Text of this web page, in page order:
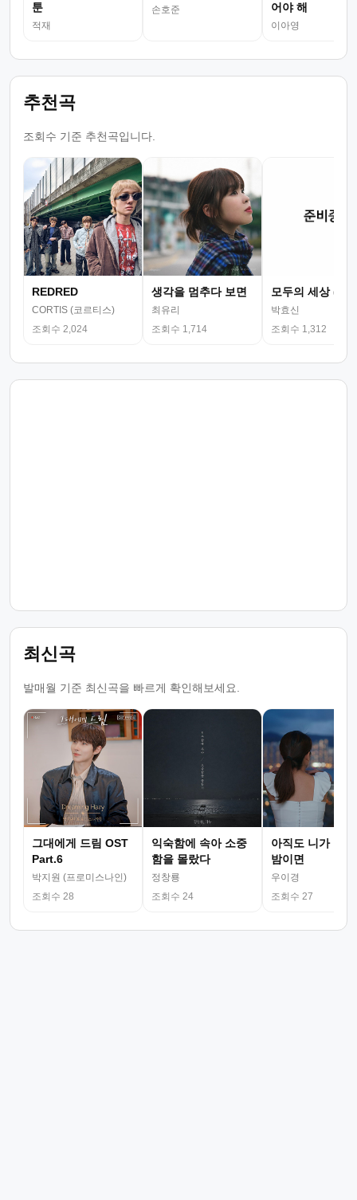
툰
적재
손호준
어야 해
이아영
추천곡
조회수 기준 추천곡입니다.
REDRED
CORTIS (코르티스)
조회수 2,024
생각을 멈추다 보면
최유리
조회수 1,714
모두의 세상 (뮤
박효신
조회수 1,312
최신곡
발매월 기준 최신곡을 빠르게 확인해보세요.
그대에게 드림 OST
Part.6
박지원 (프로미스나인)
조회수 28
익숙함에 속아 소중
함을 몰랐다
정창룡
조회수 24
아직도 니가 그
밤이면
우이경
조회수 27